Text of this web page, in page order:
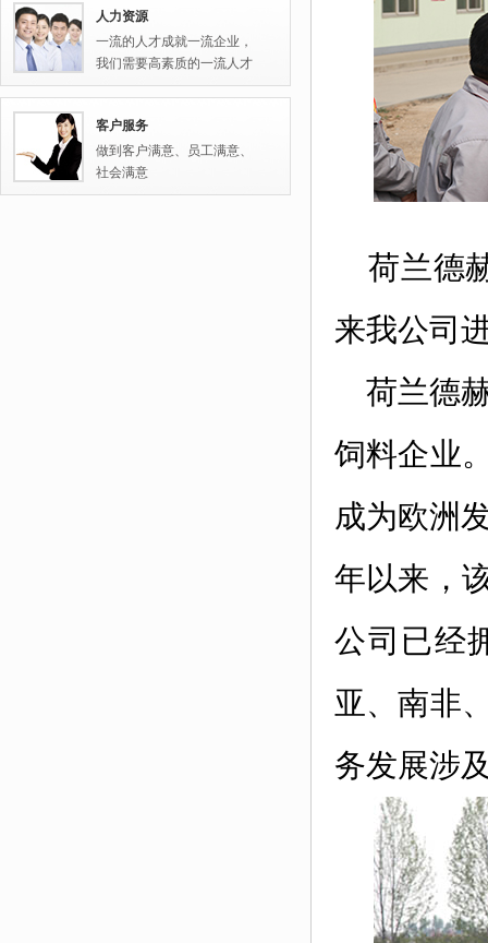
人力资源
一流的人才成就一流企业，
我们需要高素质的一流人才
客户服务
做到客户满意、员工满意、
社会满意
荷兰德
来我公司
荷兰德
饲料企业
成为欧洲
年以来，
公司已经
亚、南非
务发展涉